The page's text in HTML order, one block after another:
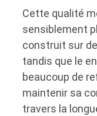
Cette qualité
sensiblement
construit sur
tandis que le
beaucoup de
maintenir sa
travers la